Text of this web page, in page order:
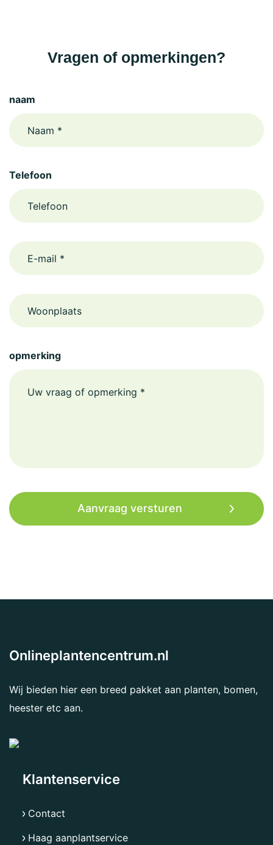
Vragen of opmerkingen?
naam
Telefoon
email
Woonplaats
opmerking
Onlineplantencentrum.nl
Wij bieden hier een breed pakket aan planten, bomen,
heester etc aan.
Klantenservice
Contact
Haag aanplantservice